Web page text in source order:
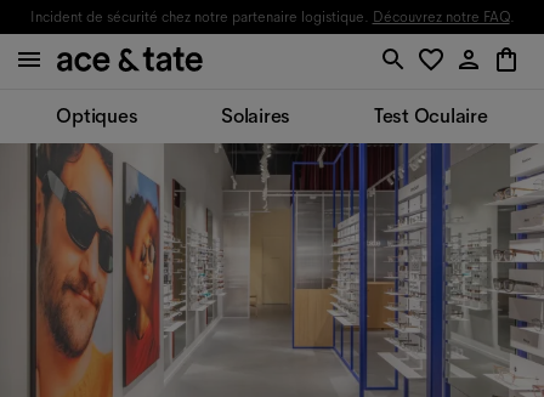
Incident de sécurité chez notre partenaire logistique. Découvrez notre FAQ.
Optiques Solaires Test Oculaire